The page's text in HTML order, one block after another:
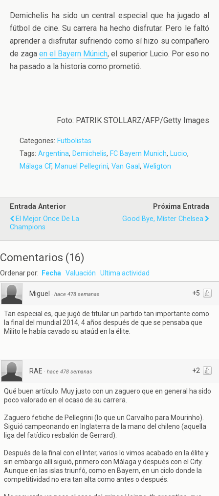
Demichelis ha sido un central especial que ha jugado al
fútbol de cine. Su carrera ha hecho disfrutar. Pero le faltó
aprender a disfrutar sufriendo como sí hizo su compañero
de zaga en el Bayern Múnich, el superior Lucio. Por eso no
ha pasado a la historia como prometió.
Foto: PATRIK STOLLARZ/AFP/Getty Images
Categories: Futbolistas
Tags: Argentina, Demichelis, FC Bayern Munich, Lucio,
Málaga CF, Manuel Pellegrini, Van Gaal, Weligton
Entrada Anterior
El Mejor Once De La
Champions
Próxima Entrada
Good Bye, Míster Chelsea
Comentarios (16)
Ordenar por: Fecha Valuación Ultima actividad
+5
Miguel · hace 478 semanas
Tan especial es, que jugó de titular un partido tan importante como
la final del mundial 2014, 4 años después de que se pensaba que
Milito le había cavado su ataúd en la élite.
+2
RAE · hace 478 semanas
Qué buen artículo. Muy justo con un zaguero que en general ha sido
poco valorado en el ocaso de su carrera.
Zaguero fetiche de Pellegrini (lo que un Carvalho para Mourinho).
Siguió campeonando en Inglaterra de la mano del chileno (aquella
liga del fatídico resbalón de Gerrard).
Después de la final con el Inter, varios lo vimos acabado en la élite y
sin embargo allí siguió, primero con Málaga y después con el City.
Aunque en las islas triunfó, como en Bayern, en un ciclo donde la
competitividad no era tan alta como antes o después.